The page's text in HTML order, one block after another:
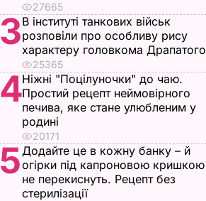
27665
3В інституті танкових військ
розповіли про особливу рису
характеру головкома Драпатого
25365
4Ніжні "Поцілуночки" до чаю.
Простий рецепт неймовірного
печива, яке стане улюбленим у
родині
20171
5Додайте це в кожну банку – й
огірки під капроновою кришкою
не перекиснуть. Рецепт без
стерилізації